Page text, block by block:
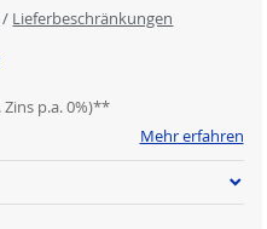
/ Lieferbeschränkungen
Zins p.a. 0%)**
Mehr erfahren